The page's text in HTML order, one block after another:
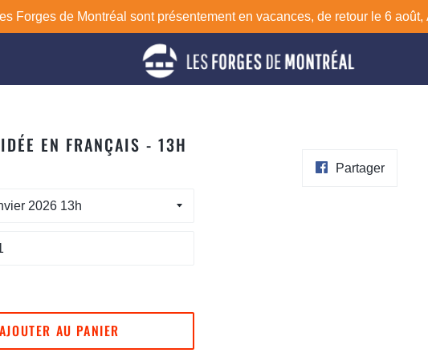
Forges de Montréal sont présentement en vacances, de retour le 6 août,
EN FRANÇAIS - 13H
AJOUTER AU PANIER
PartagerPartager